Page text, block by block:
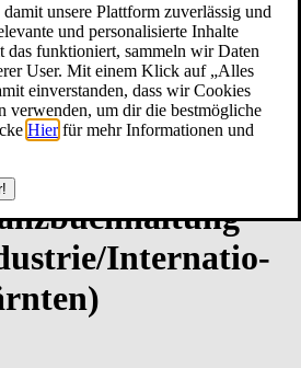
unsere Plattform zuverlässig und
und personalisierte Inhalte
das funktioniert, sammeln wir Daten
User. Mit einem Klick auf „Alles
einverstanden, dass wir Cookies
verwenden, um dir die bestmögliche
Hier für mehr Informationen und
In­ter­na­tio­